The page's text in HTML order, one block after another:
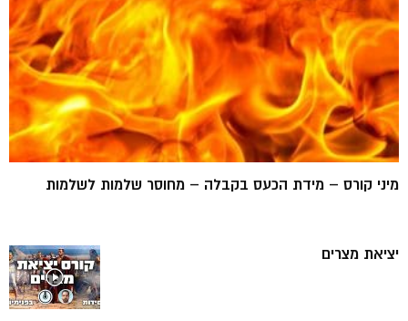
מיני קורס – מידת הכעס בקבלה – מחוסר שלמות לשלמות
יציאת מצרים